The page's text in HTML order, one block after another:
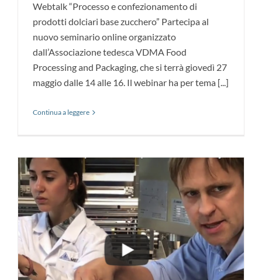
Webtalk “Processo e confezionamento di
prodotti dolciari base zucchero” Partecipa al
nuovo seminario online organizzato
dall’Associazione tedesca VDMA Food
Processing and Packaging, che si terrà giovedì 27
maggio dalle 14 alle 16. Il webinar ha per tema [...]
Continua a leggere